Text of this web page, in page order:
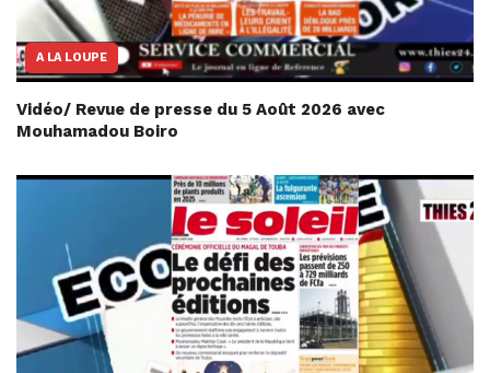
A LA LOUPE
Vidéo/ Revue de presse du 5 Août 2026 avec
Mouhamadou Boiro